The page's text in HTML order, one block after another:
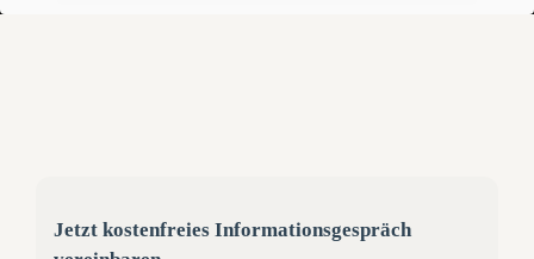
Jetzt kostenfreies Informationsgespräch